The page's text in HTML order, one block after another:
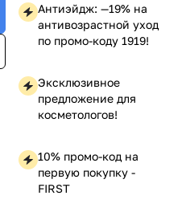
Антиэйдж: —19% на
антивозрастной уход
по промо-коду 1919!
Эксклюзивное
предложение для
косметологов!
10% промо-код на
первую покупку -
FIRST